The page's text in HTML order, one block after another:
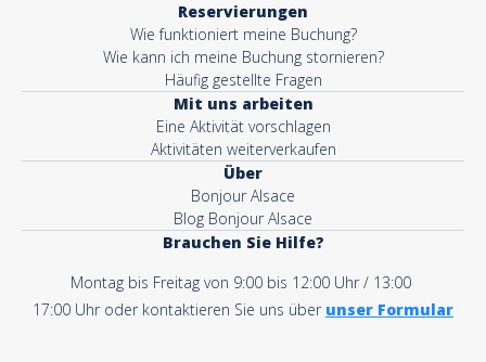
Reservierungen
Wie funktioniert meine Buchung?
Wie kann ich meine Buchung stornieren?
Häufig gestellte Fragen
Mit uns arbeiten
Eine Aktivität vorschlagen
Aktivitäten weiterverkaufen
Über
Bonjour Alsace
Blog Bonjour Alsace
Brauchen Sie Hilfe?
Montag bis Freitag von 9:00 bis 12:00 Uhr / 13:00
17:00 Uhr oder kontaktieren Sie uns über unser Formular